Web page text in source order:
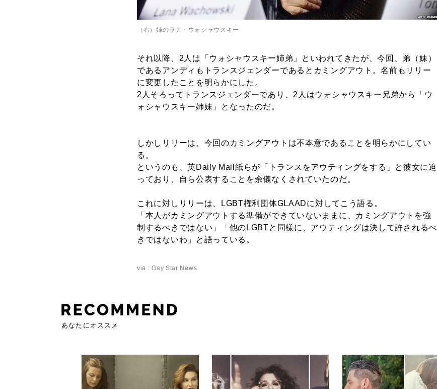
（右）姉のラナ・ウォシャウスキー
それ以降、2人は「ウォシャウスキー姉弟」といわれてきたが、今回、弟（妹）
であるアンディもトランスジェンダーであるとカミングアウト。名前もリリー
に変更したことを明らかにした。
2人そろってトランスジェンダーであり、2人はウォシャウスキー兄弟から「ウ
ォシャウスキー姉妹」となったのだ。
しかしリリーは、今回のカミングアウトは不本意であることを明らかにしてい
る。
というのも、英Daily Mail紙らが「トランスをアウティングをする」と彼女に迫
っており、自ら公表することを余儀なくされていたのだ。
これに対しリリーは、LGBT権利団体GLAADに対してこう語る。
「本人がカミングアウトする準備ができていないままに、カミングアウトを強
制するべきではない」「他のLGBTと同様に、アウティングは決して許されるべ
きではないわ」と語っている。
via : Gay Star News
あなたにオススメ